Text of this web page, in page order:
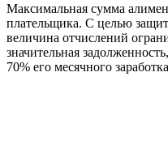
Максимальная сумма
плательщика. С целью
величина отчислений
значительная
70% его месячного